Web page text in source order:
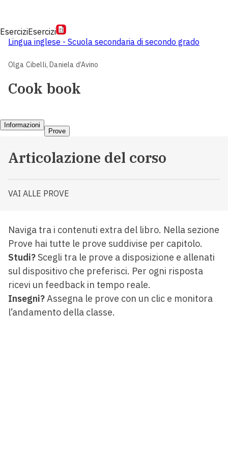
EserciziEsercizi
Lingua inglese - Scuola secondaria di secondo grado
Olga Cibelli,Daniela d’Avino
Cook book
Informazioni
Prove
Articolazione del corso
VAI ALLE PROVE
Naviga tra i contenuti extra del libro. Nella sezione
Prove hai tutte le prove suddivise per capitolo.
Studi?Scegli tra le prove a disposizione e allenati
sul dispositivo che preferisci. Per ogni risposta
ricevi un feedback in tempo reale.
Insegni? Assegna le prove con un clic e monitora
l’andamento della classe.